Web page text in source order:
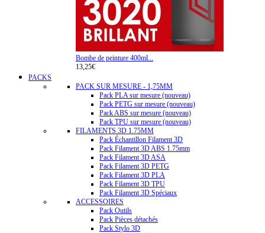
Bombe de peinture 400ml...
13,25€
PACKS
PACK SUR MESURE - 1,75MM
Pack PLA sur mesure (nouveau)
Pack PETG sur mesure (nouveau)
Pack ABS sur mesure (nouveau)
Pack TPU sur mesure (nouveau)
FILAMENTS 3D 1.75MM
Pack Échantillon Filament 3D
Pack Filament 3D ABS 1.75mm
Pack Filament 3D ASA
Pack Filament 3D PETG
Pack Filament 3D PLA
Pack Filament 3D TPU
Pack Filament 3D Spéciaux
ACCESSOIRES
Pack Outils
Pack Pièces détachés
Pack Stylo 3D